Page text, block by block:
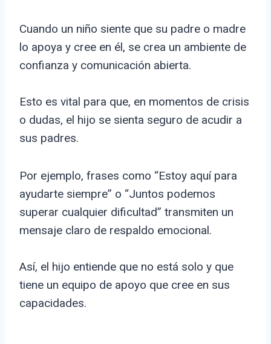
Cuando un niño siente que su padre o madre
lo apoya y cree en él, se crea un ambiente de
confianza y comunicación abierta.
Esto es vital para que, en momentos de crisis
o dudas, el hijo se sienta seguro de acudir a
sus padres.
Por ejemplo, frases como “Estoy aquí para
ayudarte siempre” o “Juntos podemos
superar cualquier dificultad” transmiten un
mensaje claro de respaldo emocional.
Así, el hijo entiende que no está solo y que
tiene un equipo de apoyo que cree en sus
capacidades.